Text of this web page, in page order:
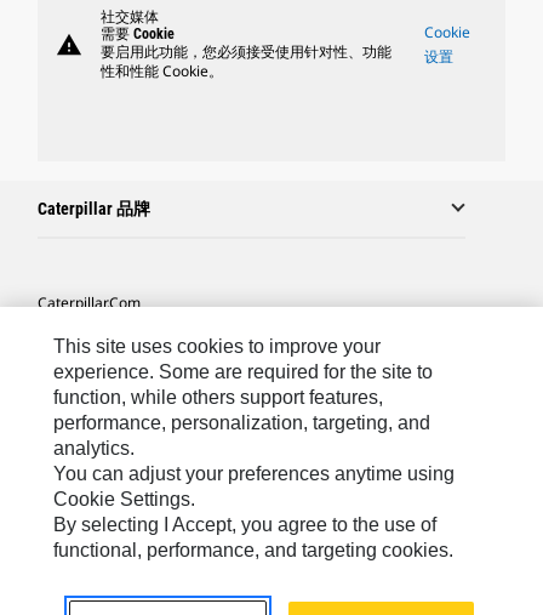
warning
社交媒体
需要 Cookie
要启用此功能，您必须接受使用针对性、功能
性和性能 Cookie。
Cookie
设置
Caterpillar 品牌
Caterpillar.com
联系 Caterpillar
站点地图
Cookie Settings
法律
隐私
Asia-Chinese© 2026 Caterpillar. 保留所有权利.
This site uses cookies to improve your
experience. Some are required for the site to
function, while others support features,
performance, personalization, targeting, and
analytics.
You can adjust your preferences anytime using
Cookie Settings.
By selecting I Accept, you agree to the use of
functional, performance, and targeting cookies.